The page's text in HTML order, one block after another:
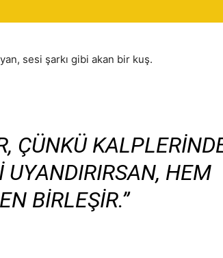
sesi şarkı gibi akan bir kuş.
ÇÜNKÜ
UYANDIRIRSAN, HEM
BIRLEŞIR.”